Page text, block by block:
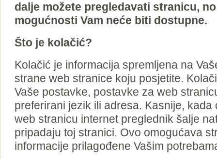
dalje možete pregledavati stranicu,
mogućnosti Vam neće biti dostupne.
Što je kolačić?
Kolačić je informacija spremljena na
strane web stranice koju posjetite.
Vaše postavke, postavke za web
preferirani jezik ili adresa. Kasnije, kada
web stranicu internet preglednik šalje
pripadaju toj stranici. Ovo omogućava
informacije prilagođene Vašim